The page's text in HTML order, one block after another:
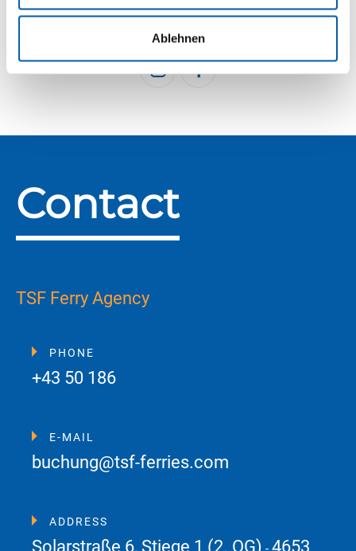
Ablehnen
NEWSLETTER
Contact
TSF Ferry Agency
PHONE
+43 50 186
E-MAIL
buchung@tsf-ferries.com
ADDRESS
Solarstraße 6, Stiege 1 (2. OG) 4653